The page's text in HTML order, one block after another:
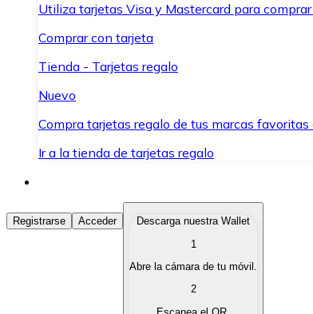
Utiliza tarjetas Visa y Mastercard para comprar
Comprar con tarjeta
Tienda - Tarjetas regalo
Nuevo
Compra tarjetas regalo de tus marcas
Ir a la tienda de tarjetas regalo
Comprar Criptomonedas
Compra criptomonedas con diferentes métodos
Vende tus criptomonedas de forma rápida y
Registrarse Acceder
Descarga nuestra Wallet
1
Abre la cámara de tu móvil.
2